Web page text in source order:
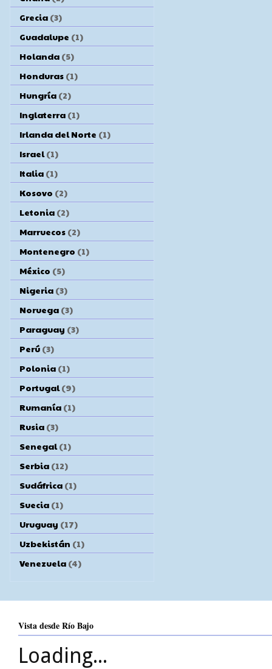
Grecia (3)
Guadalupe (1)
Holanda (5)
Honduras (1)
Hungría (2)
Inglaterra (1)
Irlanda del Norte (1)
Israel (1)
Italia (1)
Kosovo (2)
Letonia (2)
Marruecos (2)
Montenegro (1)
México (5)
Nigeria (3)
Noruega (3)
Paraguay (3)
Perú (3)
Polonia (1)
Portugal (9)
Rumanía (1)
Rusia (3)
Senegal (1)
Serbia (12)
Sudáfrica (1)
Suecia (1)
Uruguay (17)
Uzbekistán (1)
Venezuela (4)
Vista desde Río Bajo
Loading...